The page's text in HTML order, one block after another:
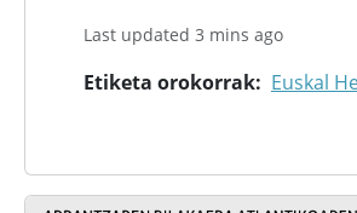
Last updated 3 mins ago
Etiketa orokorrak Euskal